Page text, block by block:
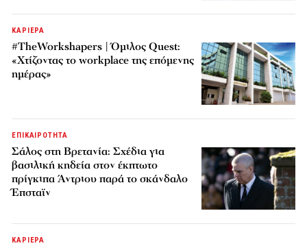
ΚΑΡΙΕΡΑ
#TheWorkshapers | Όμιλος Quest:
«Χτίζοντας το workplace της επόμενης
ημέρας»
ΕΠΙΚΑΙΡΟΤΗΤΑ
Σάλος στη Βρετανία: Σχέδια για
βασιλική κηδεία στον έκπτωτο
πρίγκιπα Άντριου παρά το σκάνδαλο
Έπσταϊν
ΚΑΡΙΕΡΑ